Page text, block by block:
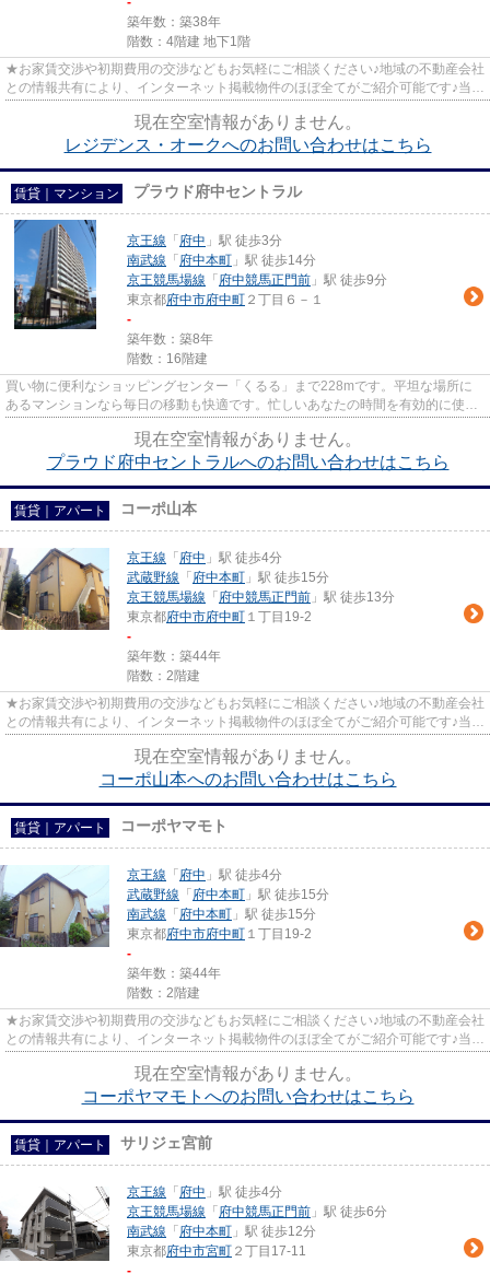
築年数：築38年
階数：4階建 地下1階
★お家賃交渉や初期費用の交渉などもお気軽にご相談ください♪地域の不動産会社
との情報共有により、インターネット掲載物件のほぼ全てがご紹介可能です♪当店
現在空室情報がありません。
レジデンス・オークへのお問い合わせはこちら
賃貸｜マンション プラウド府中セントラル
京王線 「 府中 」駅 徒歩3分
南武線 「 府中本町 」駅 徒歩14分
京王競馬場線 「 府中競馬正門前 」駅 徒歩9分
東京都府中市府中町 ２丁目６－１
-
築年数：築8年
階数：16階建
買い物に便利なショッピングセンター「くるる」まで228mです。平坦な場所に
あるマンションなら毎日の移動も快適です。忙しいあなたの時間を有効的に使え
現在空室情報がありません。
プラウド府中セントラルへのお問い合わせはこちら
賃貸｜アパート コーポ山本
京王線 「 府中 」駅 徒歩4分
武蔵野線 「 府中本町 」駅 徒歩15分
京王競馬場線 「 府中競馬正門前 」駅 徒歩13分
東京都府中市府中町 １丁目19-2
-
築年数：築44年
階数：2階建
★お家賃交渉や初期費用の交渉などもお気軽にご相談ください♪地域の不動産会社
との情報共有により、インターネット掲載物件のほぼ全てがご紹介可能です♪当店
現在空室情報がありません。
コーポ山本へのお問い合わせはこちら
賃貸｜アパート コーポヤマモト
京王線 「 府中 」駅 徒歩4分
武蔵野線 「 府中本町 」駅 徒歩15分
南武線 「 府中本町 」駅 徒歩15分
東京都府中市府中町 １丁目19-2
-
築年数：築44年
階数：2階建
★お家賃交渉や初期費用の交渉などもお気軽にご相談ください♪地域の不動産会社
との情報共有により、インターネット掲載物件のほぼ全てがご紹介可能です♪当店
現在空室情報がありません。
コーポヤマモトへのお問い合わせはこちら
賃貸｜アパート サリジェ宮前
京王線 「 府中 」駅 徒歩4分
京王競馬場線 「 府中競馬正門前 」駅 徒歩6分
南武線 「 府中本町 」駅 徒歩12分
東京都府中市宮町 ２丁目17-11
-